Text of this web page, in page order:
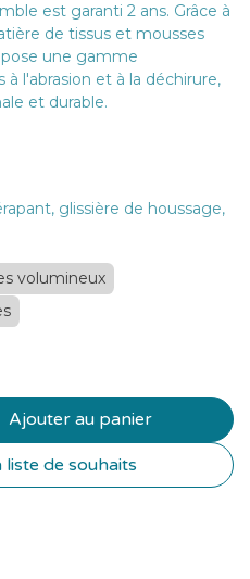
est garanti 2 ans. Grâce à
de tissus et mousses
une gamme
l'abrasion et à la déchirure,
et durable.
glissière de houssage,
volumineux
Ajouter au panier
de souhaits